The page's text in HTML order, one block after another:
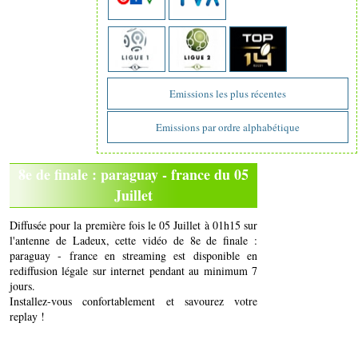
Emissions les plus récentes
Emissions par ordre alphabétique
8e de finale : paraguay - france du 05
Juillet
Diffusée pour la première fois le 05 Juillet à 01h15 sur
l'antenne de Ladeux, cette vidéo de 8e de finale :
paraguay - france en streaming est disponible en
rediffusion légale sur internet pendant au minimum 7
jours.
Installez-vous confortablement et savourez votre
replay !